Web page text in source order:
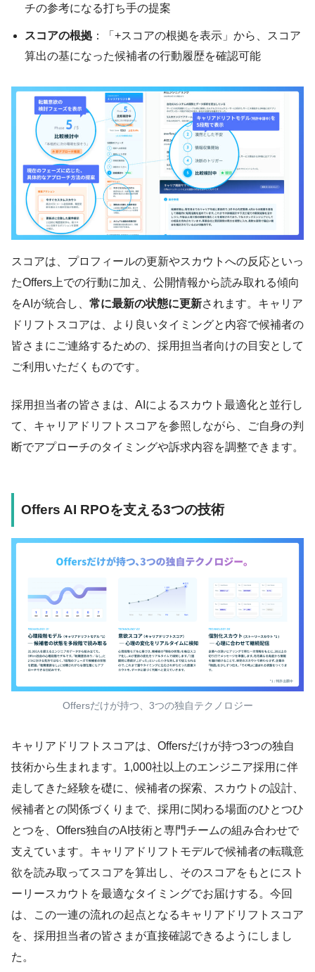
チの参考になる打ち手の提案
スコアの根拠 ：「+スコアの根拠を表示」から、スコア
算出の基になった候補者の行動履歴を確認可能
スコアは、プロフィールの更新やスカウトへの反応といっ
たOffers上での行動に加え、公開情報から読み取れる傾向
をAIが統合し、 常に最新の状態に更新されます。キャリア
ドリフトスコアは、より良いタイミングと内容で候補者の
皆さまにご連絡するための、採用担当者向けの目安として
ご利用いただくものです。
採用担当者の皆さまは、AIによるスカウト最適化と並行し
て、キャリアドリフトスコアを参照しながら、ご自身の判
断でアプローチのタイミングや訴求内容を調整できます。
Offers AI RPOを支える3つの技術
Offersだけが持つ、3つの独自テクノロジー
キャリアドリフトスコアは、Offersだけが持つ3つの独自
技術から生まれます。1,000社以上のエンジニア採用に伴
走してきた経験を礎に、候補者の探索、スカウトの設計、
候補者との関係づくりまで、採用に関わる場面のひとつひ
とつを、Offers独自のAI技術と専門チームの組み合わせで
支えています。キャリアドリフトモデルで候補者の転職意
欲を読み取ってスコアを算出し、そのスコアをもとにスト
ーリースカウトを最適なタイミングでお届けする。今回
は、この一連の流れの起点となるキャリアドリフトスコア
を、採用担当者の皆さまが直接確認できるようにしまし
た。